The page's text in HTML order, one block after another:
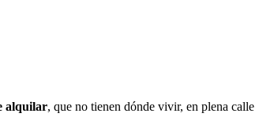
alquilar, que no tienen dónde vivir, en plena calle